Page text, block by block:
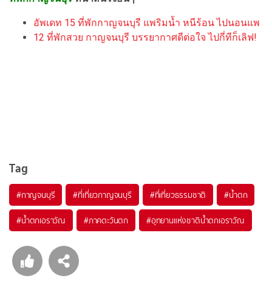
อัพเดท 15 ที่พักกาญจนบุรี แพริมน้ำ หนีร้อน ไปนอนแพ
12 ที่พักสวย กาญจนบุรี บรรยากาศดีต่อใจ ไปกี่ทีก็เลิฟ!
Tag
#กาญจนบุรี #ที่เที่ยวกาญจนบุรี #ที่เที่ยวธรรมชาติ #น้ำตก
#น้ำตกเอราวัณ #ภาคตะวันตก #อุทยานแห่งชาติน้ำตกเอราวัณ